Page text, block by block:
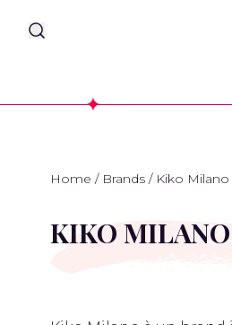
Home / Brands / Kiko Milano
KIKO MILANO